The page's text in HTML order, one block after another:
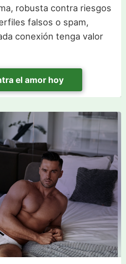
robusta contra riesgos
falsos o spam,
conexión tenga valor
el amor hoy